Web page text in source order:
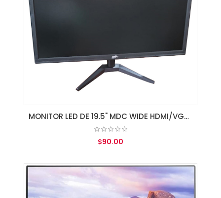
MONITOR LED DE 19.5" MDC WIDE HDMI/VGA/SPK BLACK
$90.00
AGREGAR AL CARRITO